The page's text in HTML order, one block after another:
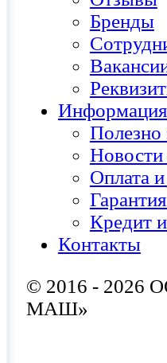
Бренды
Информация
Полезно
Оплата
Кредит
Контакты
© 2016 -
МАШ»